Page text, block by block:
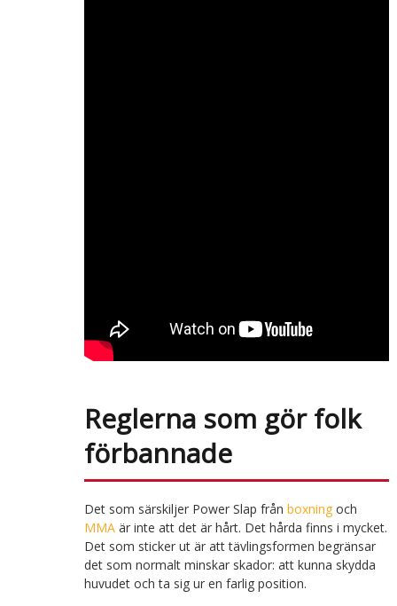
Reglerna som gör folk
förbannade
Det som särskiljer Power Slap från boxningoch
MMAär inte att det är hårt. Det hårda finns i mycket.
Det som sticker ut är att tävlingsformen begränsar
det som normalt minskar skador: att kunna skydda
huvudet och ta sig ur en farlig position.